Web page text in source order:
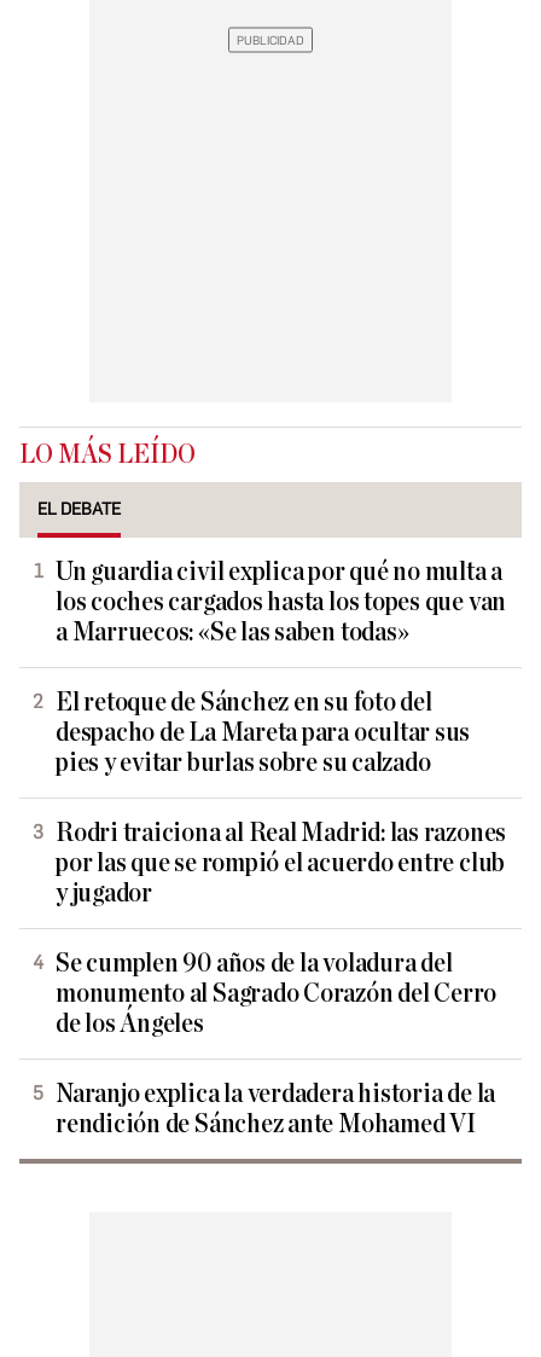
LO MÁS LEÍDO
EL DEBATE
Un guardia civil explica por qué no multa a
los coches cargados hasta los topes que van
a Marruecos: «Se las saben todas»
El retoque de Sánchez en su foto del
despacho de La Mareta para ocultar sus
pies y evitar burlas sobre su calzado
Rodri traiciona al Real Madrid: las razones
por las que se rompió el acuerdo entre club
y jugador
Se cumplen 90 años de la voladura del
monumento al Sagrado Corazón del Cerro
de los Ángeles
Naranjo explica la verdadera historia de la
rendición de Sánchez ante Mohamed VI